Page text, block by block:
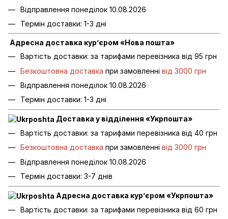
Відправлення понеділок 10.08.2026
Термін доставки: 1-3 дні
Адресна доставка кур’єром «Нова пошта»
Вартість доставки: за тарифами перевізника від 95 грн
Безкоштовна доставка при замовленні від 3000 грн
Відправлення понеділок 10.08.2026
Термін доставки: 1-3 дні
Доставка у відділення «Укрпошта»
Вартість доставки: за тарифами перевізника від 40 грн
Безкоштовна доставка при замовленні від 3000 грн
Відправлення понеділок 10.08.2026
Термін доставки: 3-7 днів
Адресна доставка кур’єром «Укрпошта»
Вартість доставки: за тарифами перевізника від 60 грн